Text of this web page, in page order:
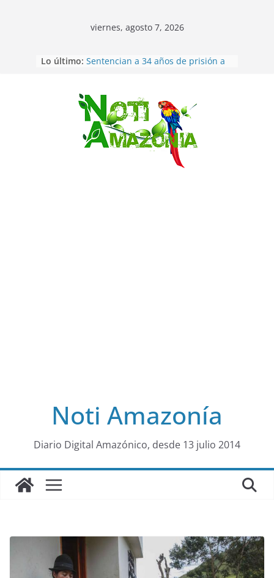
Saltar
al
viernes, agosto 7, 2026
Lo último: desaparecidos fueron encontrados
implicados en caso de Alison,
oriunda de Tena
Vozinha, el arquero sensación de
cabo Verde, ya llegó para
incorporarse a Colo Colo de Chile
Pastaza: la parroquia Diez de
Noti Amazonía
Diario Digital Amazónico, desde 13 julio 2014